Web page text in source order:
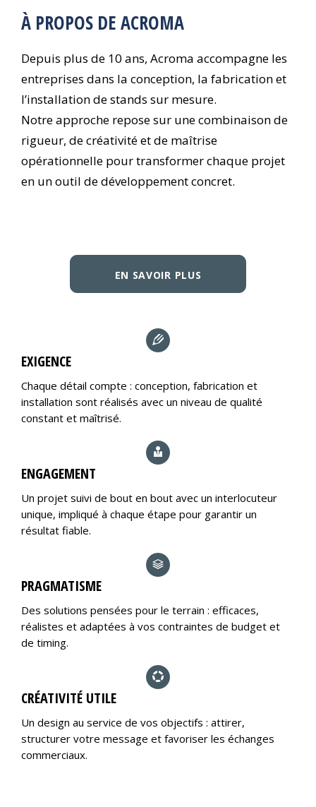
À PROPOS DE ACROMA
Depuis plus de 10 ans, Acroma accompagne les
entreprises dans la conception, la fabrication et
l’installation de stands sur mesure.
Notre approche repose sur une combinaison de
rigueur, de créativité et de maîtrise
opérationnelle pour transformer chaque projet
en un outil de développement concret.
EN SAVOIR PLUS
EXIGENCE
Chaque détail compte : conception, fabrication et
installation sont réalisés avec un niveau de qualité
constant et maîtrisé.
ENGAGEMENT
Un projet suivi de bout en bout avec un interlocuteur
unique, impliqué à chaque étape pour garantir un
résultat fiable.
PRAGMATISME
Des solutions pensées pour le terrain : efficaces,
réalistes et adaptées à vos contraintes de budget et
de timing.
CRÉATIVITÉ UTILE
Un design au service de vos objectifs : attirer,
structurer votre message et favoriser les échanges
commerciaux.